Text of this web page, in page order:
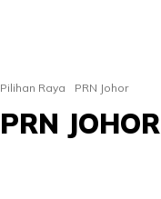
Pilihan Raya PRN Johor
PRN JOHOR